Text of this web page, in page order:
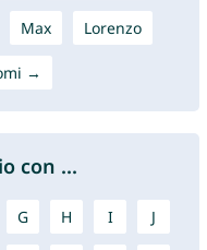
Max Lorenzo
→
con ...
G H I J